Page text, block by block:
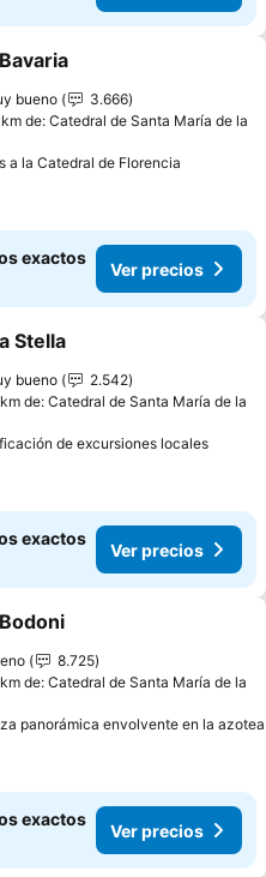
a favoritos
bueno
3.666
de: Catedral de Santa María de la
a la Catedral de Florencia
exactos
Ver precios
a favoritos
Stella
bueno
2.542
de: Catedral de Santa María de la
de excursiones localesVer
exactos
Ver precios
a favoritos
8.725
de: Catedral de Santa María de la
panorámica envolvente en la azotea
exactos
Ver precios